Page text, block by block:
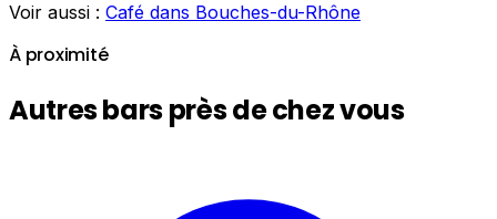
Voir aussi : Café dans Bouches-du-Rhône
À proximité
Autres bars près de chez vous